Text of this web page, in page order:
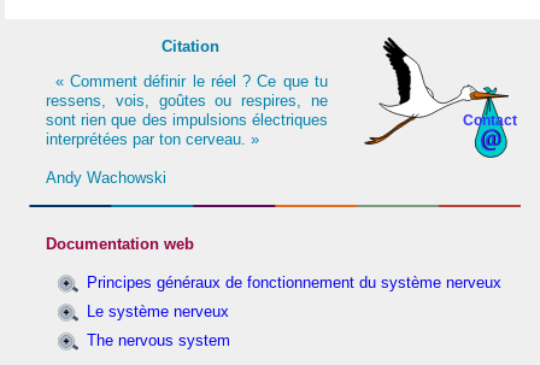
Contact
Citation
« Comment définir le réel ? Ce que tu
ressens, vois, goûtes ou respires, ne
sont rien que des impulsions électriques
interprétées par ton cerveau. »
Andy Wachowski
Documentation web
Principes généraux de fonctionnement du système nerveux
Le système nerveux
The nervous system